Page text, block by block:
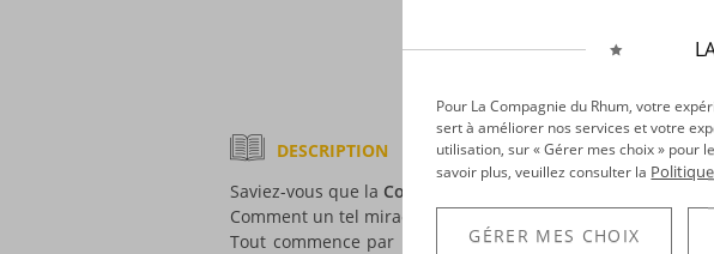
DESCRIPTION
Saviez-vous que la Corse
Comment un tel miracle est-il possible ?
Tout commence par un partenariat entre la brasserie
Pour La Compagnie du Rhum, votre
sert à améliorer nos services et votre
utilisation, sur « Gérer mes choix » pour
savoir plus, veuillez consulter la
GÉRER MES CHOIX